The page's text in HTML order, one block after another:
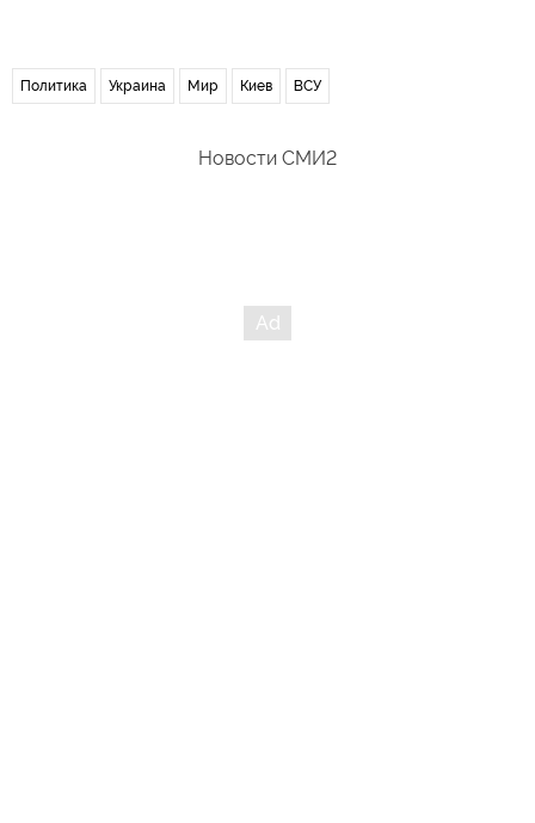
Политика Украина Мир Киев ВСУ
Новости СМИ2